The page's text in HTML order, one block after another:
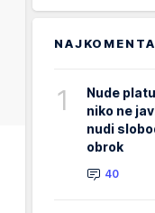
1
Nude
niko ne
nudi
obrok
40